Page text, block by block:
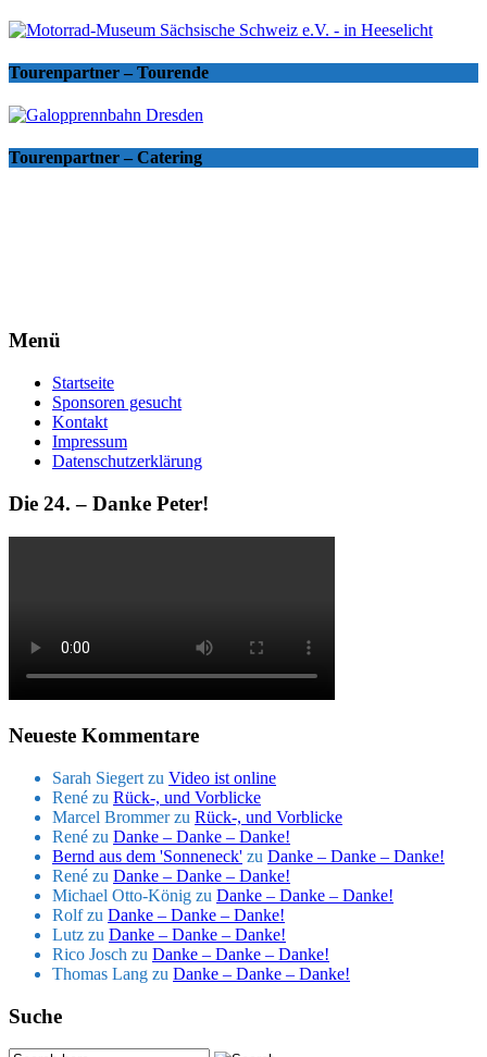
Tourenpartner – Tourende
Tourenpartner – Catering
Menü
Startseite
Sponsoren gesucht
Kontakt
Impressum
Datenschutzerklärung
Die 24. – Danke Peter!
Neueste Kommentare
Sarah Siegert zu Video ist online
René zu Rück-, und Vorblicke
Marcel Brommerzu Rück-, und Vorblicke
René zu Danke – Danke – Danke!
Bernd aus dem 'Sonneneck' zu Danke – Danke – Danke!
René zu Danke – Danke – Danke!
Michael Otto-König zu Danke – Danke – Danke!
Rolfzu Danke – Danke – Danke!
Lutz zu Danke – Danke – Danke!
Rico Josch zu Danke – Danke – Danke!
Thomas Lang zu Danke – Danke – Danke!
Suche